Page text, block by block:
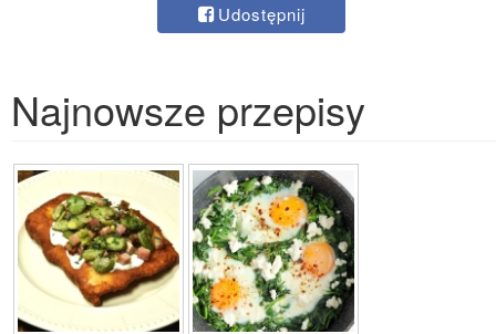
Udostępnij
Najnowsze przepisy